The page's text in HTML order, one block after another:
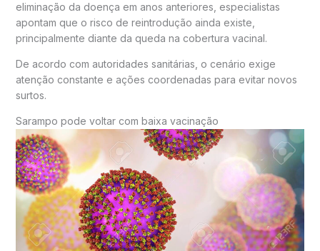
eliminação da doença em anos anteriores, especialistas
apontam que o risco de reintrodução ainda existe,
principalmente diante da queda na cobertura vacinal.
De acordo com autoridades sanitárias, o cenário exige
atenção constante e ações coordenadas para evitar novos
surtos.
Sarampo pode voltar com baixa vacinação